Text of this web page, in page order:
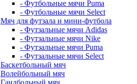
- Футбольные мячи Puma
- Футбольные мячи Select
Мяч для футзала и мини-футбола
- Футзальные мячи Adidas
- Футзальные мячи Nike
- Футзальные мячи Puma
- Футзальные мячи Select
Баскетбольный мяч
Волейбольный мяч
Гандбольный мяч